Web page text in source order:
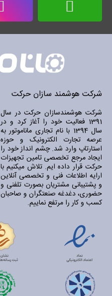
شرکت هوشمند سازان حرکت
شرکت هوشمندسازان حرکت در سال
1391 فعالیت خود را آغاز کرد و در
سال 1394 با نام تجاری ماناموتور به
عرصه تجارت الکترونیک و حوزه
استارتاپ وارد شد. چشم انداز خود را
ایجاد مرجع تخصصی تامین تجهیزات
حرکت قرار داده ایم. تلاش میکنیم با
ارایه اطلاعات فنی و تخصصی آنلاین
و پشتیبانی مشتریان بصورت تلفنی و
حضوری، دغدغه صنعتگران و صاحبان
کسب و کار را مرتفع نماییم.